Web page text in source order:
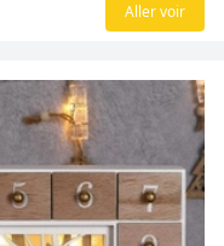
Aller voir